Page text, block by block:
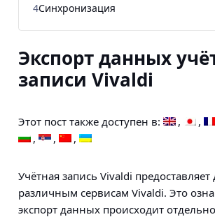
Экспорт данных
записи Vivaldi
Этот пост также доступен в:
Учётная запись Vivaldi предоставляет
различным сервисам Vivaldi. Это
экспорт данных происходит
4Синхронизация